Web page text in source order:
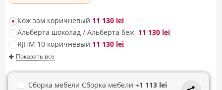
Кож зам коричневый 11 130 lei
Альберта шоколад / Альберта беж 11 130 lei
RJHM 10 коричневый 11 130 lei
Показать все
Сборка мебели Сборка мебели +1 113 lei